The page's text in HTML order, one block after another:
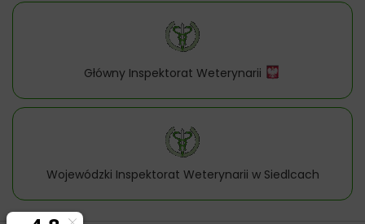
Główny Inspektorat Weterynarii
Wojewódzki Inspektorat Weterynarii w Siedlcach